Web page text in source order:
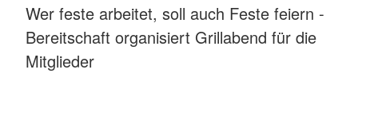
Wer feste arbeitet, soll auch Feste feiern -
Bereitschaft organisiert Grillabend für die
Mitglieder